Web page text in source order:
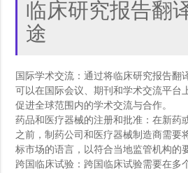
临床研究报告翻
途
国际学术交流：通过将临床研究报告翻
可以在国际会议、期刊和学术交流平台
促进全球范围内的学术交流与合作。
药品和医疗器械的注册和批准：在新药
之前，制药公司和医疗器械制造商需要
标市场的语言，以符合当地监管机构的
跨国临床试验：跨国临床试验需要在多